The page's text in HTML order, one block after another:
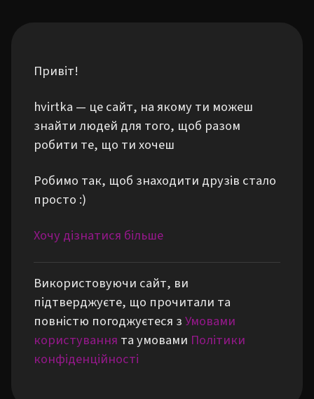
Привіт!
hvirtka — це сайт, на якому ти можеш
знайти людей для того, щоб разом
робити те, що ти хочеш
Робимо так, щоб знаходити друзів стало
просто :)
Хочу дізнатися більше
Використовуючи сайт, ви
підтверджуєте, що прочитали та
повністю погоджуєтеся зУмовами
користування та умовами Політики
конфіденційності